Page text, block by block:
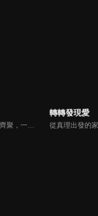
台灣熱血體育主播齊聚，一同聊聊體壇關注話題！
轉轉發現愛